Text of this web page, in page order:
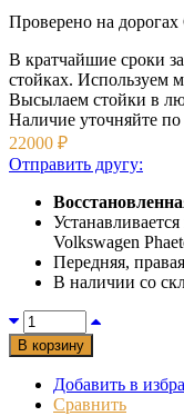
Проверено на
В кратчайшие сроки
стойках. Используем
Высылаем стойки в
Наличие уточняйте по
22000 ₽
Отправить другу:
Volkswagen
Передняя, правая
В наличии со
В корзину
Добавить в
Сравнить